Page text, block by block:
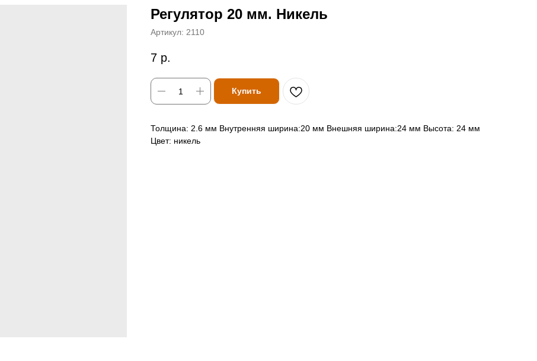
Регулятор 20 мм. Никель
Артикул: 2110
7 р.
Купить
Толщина: 2.6 мм Внутренняя ширина:20 мм Внешняя ширина:24 мм Высота: 24 мм
Цвет: никель